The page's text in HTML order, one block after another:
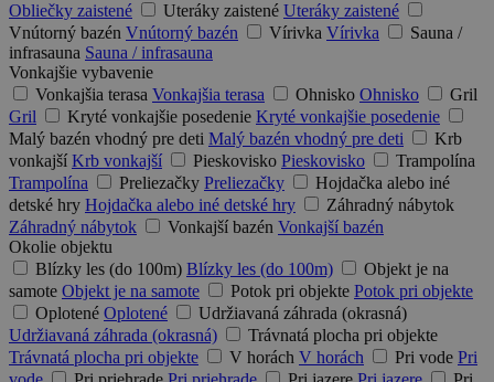
Obliečky zaistené
Uteráky zaistené Uteráky zaistené
Vnútorný bazén Vnútorný bazén Vírivka Vírivka
Sauna /
infrasauna Sauna / infrasauna
Vonkajšie vybavenie
Vonkajšia terasa Vonkajšia terasa Ohnisko Ohnisko
Gril
Gril
Kryté vonkajšie posedenie Kryté vonkajšie posedenie
Malý bazén vhodný pre deti Malý bazén vhodný pre deti
Krb
vonkajší Krb vonkajší Pieskovisko Pieskovisko
Trampolína
Trampolína
Preliezačky Preliezačky
Hojdačka alebo iné
detské hry Hojdačka alebo iné detské hry
Záhradný nábytok
Záhradný nábytok
Vonkajší bazén Vonkajší bazén
Okolie objektu
Blízky les (do 100m) Blízky les (do 100m)
Objekt je na
samote Objekt je na samote Potok pri objekte Potok pri objekte
Oplotené Oplotené
Udržiavaná záhrada (okrasná)
Udržiavaná záhrada (okrasná)
Trávnatá plocha pri objekte
Trávnatá plocha pri objekte
V horách V horách Pri vode Pri